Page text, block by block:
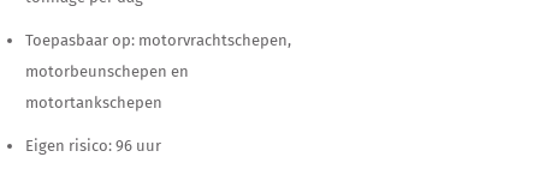
Toepasbaar op: motorvrachtschepen,
motorbeunschepen en
motortankschepen
Eigen risico: 96 uur